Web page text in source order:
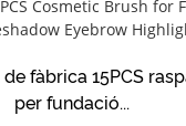
fàbrica 15PCS
per fundació...